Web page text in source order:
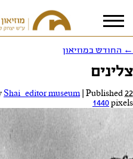
אני מאשר/ת את
← החודש במוזיאון
צלינים
Shai_editor museum Published22 בינואר 2025
1440pixels